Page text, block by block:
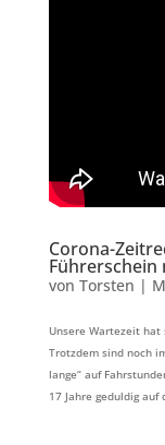
Corona-
Führerschein
von Torsten |
Unsere Wartezeit hat
Trotzdem sind noch
lange“ auf
17 Jahre geduldig auf